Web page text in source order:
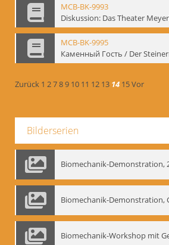
MCB-BK-9993
MCB-BK-9995
Zurück 1 2789 10 11 12 13 14 15Vor
Bilderserien